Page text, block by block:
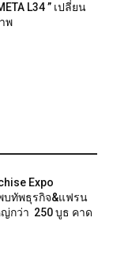
L34 ” เปลี่ยน
พ
Expo
บทัพธุรกิจ&แฟรน
กว่า 250 บูธ คาด